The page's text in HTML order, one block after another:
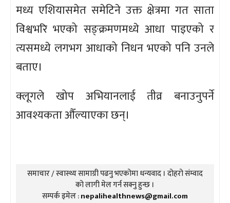
मध्य एशियासमेत समेटिने उक्त क्षेत्रमा गत साता
विश्वभरि भएको सङ्क्रमणमध्ये आधा पाइएको र
त्यसमध्ये लगभग आधाको निधन भएको पनि उनले
बताए।
क्लूगले खोप अभियानलाई तीव्र बनाउनुपर्ने
आवश्यकता औँल्याएका छन्।
समाचार / स्वास्थ्य सामाग्री पढनु भएकोमा धन्यवाद । दोहरो संम्वाद
को लागी मेल गर्न सक्नु हुन्छ ।
सम्पर्क इमेल :nepalihealthnews@gmail.com